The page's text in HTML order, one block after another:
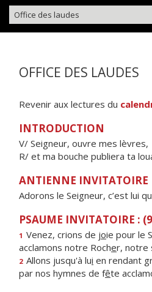
Office des laudes
OFFICE DES LAUDES
Revenir aux lectures du
INTRODUCTION
V/ Seigneur, ouvre mes lèvres,
R/ et ma bouche publiera ta
ANTIENNE INVITATOIRE
Adorons le Seigneur, c’est lui
PSAUME INVITATOIRE :
1 Venez, crions de joie pour le
acclamons notre Rocher, notre
2 Allons jusqu'à lui en rendant
par nos hymnes de fête